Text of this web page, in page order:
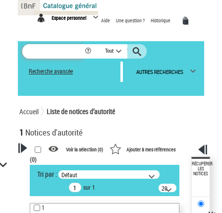
Espace personnel Aide Une question ? Historique
Tout
Recherche avancée AUTRES RECHERCHES
Accueil Liste de notices d’autorité
1 Notices d'autorité
VOTRE RECHERCHE
Recherche avancée dans les
notices d’autorité
Œuvres liées à l'auteur :
Voir la sélection (0) Ajouter à mes références
(0)
Tri par : Défaut
sur 1
20
résultats/page
1
RÉCUPÉRER
LES
NOTICES
Panneau de gestion des cookies